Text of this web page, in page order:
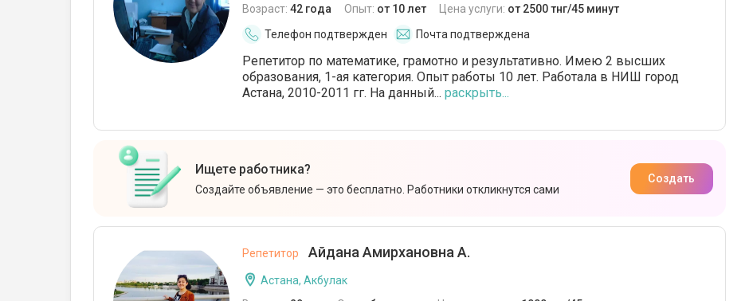
Возраст: 42 года Опыт: от 10 лет Цена услуги: от 2500 тнг/45 минут
Телефон подтвержден
Почта подтверждена
Репетитор по математике, грамотно и результативно. Имею 2 высших
образования, 1-ая категория. Опыт работы 10 лет. Работала в НИШ город
Астана, 2010-2011 гг. На данный... раскрыть...
Ищете работника?
Создайте объявление — это бесплатно. Работники откликнутся сами
Создать
Репетитор Айдана Амирхановна А.
Астана, Акбулак